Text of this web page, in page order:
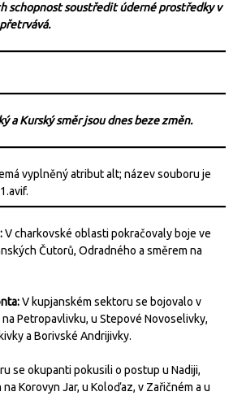
schopnost soustředit úderné prostředky v
a Kurský směr jsou dnes beze změn.
V charkovské oblasti pokračovaly boje ve
Čutorů, Odradného a směrem na
V kupjanském sektoru se bojovalo v
na Petropavlivku, u Stepové Novoselivky,
a Borivské Andrijivky.
se okupanti pokusili o postup u Nadiji,
Korovyn Jar, u Koloďaz, v Zařičném a u